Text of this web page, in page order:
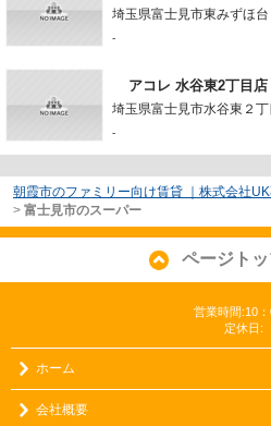
埼玉県富士見市東みずほ台
-
アコレ 水谷東2丁目店
埼玉県富士見市水谷東２丁
-
朝霞市のファミリー向け賃貸 ｜株式会社
> 富士見市のスーパー
ページト
営業時間:10：
定休日:
ホーム
会社概要